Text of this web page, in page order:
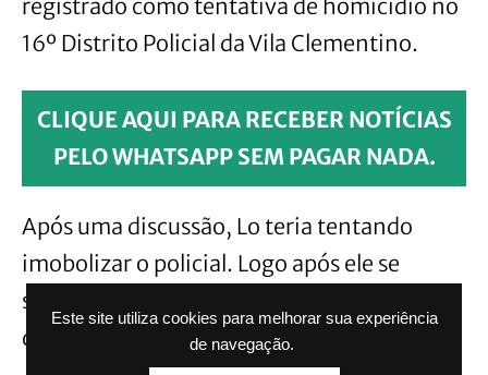
Este site utiliza cookies para melhorar sua experiência
de navegação.
registrado como tentativa de homicídio no
16º Distrito Policial da Vila Clementino.
CLIQUE AQUI PARA RECEBER NOTÍCIAS
PELO WHATSAPP SEM PAGAR NADA.
Após uma discussão, Lo teria tentando
imobolizar o policial. Logo após ele se
soltar, sacou uma arma e aatirou na cabeça
do lutador.